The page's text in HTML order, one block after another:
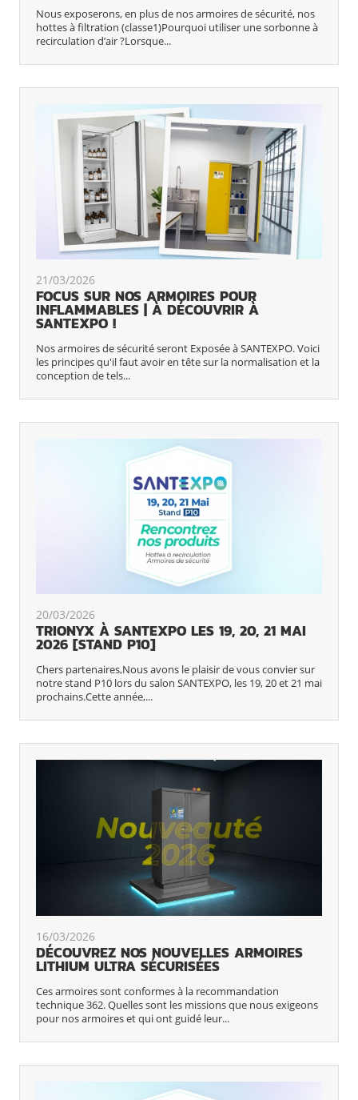
Nous exposerons, en plus de nos armoires de sécurité, nos
hottes à filtration (classe1)Pourquoi utiliser une sorbonne à
recirculation d’air ?Lorsque...
21/03/2026
FOCUS SUR NOS ARMOIRES POUR
INFLAMMABLES | À DÉCOUVRIR À
SANTEXPO !
Nos armoires de sécurité seront Exposée à SANTEXPO. Voici
les principes qu'il faut avoir en tête sur la normalisation et la
conception de tels...
20/03/2026
TRIONYX À SANTEXPO LES 19, 20, 21 MAI
2026 [STAND P10]
Chers partenaires,Nous avons le plaisir de vous convier sur
notre stand P10 lors du salon SANTEXPO, les 19, 20 et 21 mai
prochains.Cette année,...
16/03/2026
DÉCOUVREZ NOS NOUVELLES ARMOIRES
LITHIUM ULTRA SÉCURISÉES
Ces armoires sont conformes à la recommandation
technique 362. Quelles sont les missions que nous exigeons
pour nos armoires et qui ont guidé leur...